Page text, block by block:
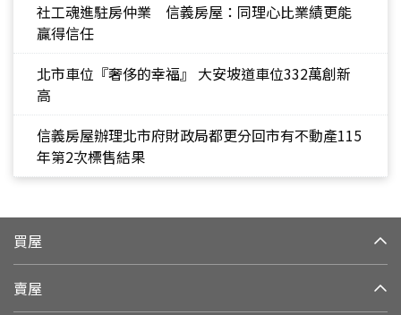
社工魂進駐房仲業 信義房屋：同理心比業績更能
贏得信任
北市車位『奢侈的幸福』 大安坡道車位332萬創新
高
信義房屋辦理北市府財政局都更分回市有不動產115
年第2次標售結果
買屋
賣屋